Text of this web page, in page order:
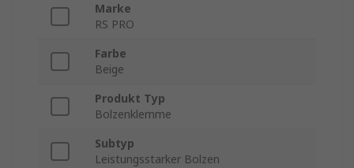
Marke
RS PRO
Farbe
Beige
Produkt Typ
Bolzenklemme
Subtyp
Leistungsstarker Bolzen